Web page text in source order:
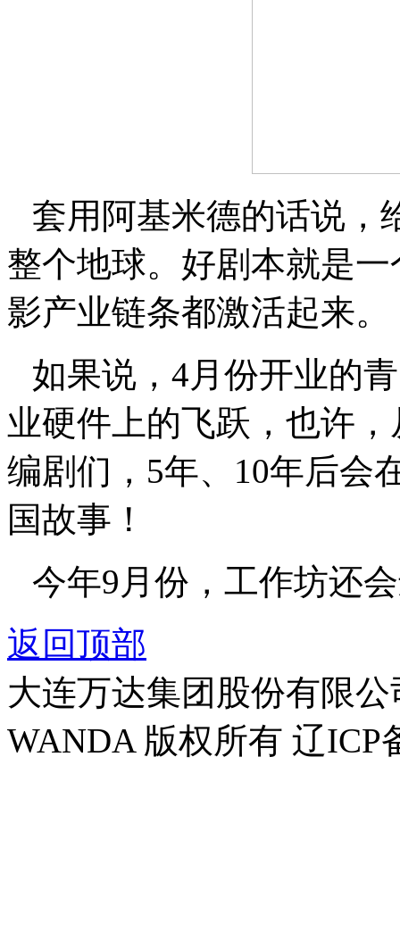
套用阿基米德的话说，
整个地球。好剧本就是
影产业链条都激活起来。
如果说，4月份开业的
业硬件上的飞跃，也许，
编剧们，5年、10年后会
国故事！
今年9月份，工作坊还
返回顶部
大连万达集团股份有限
WANDA 版权所有 辽ICP